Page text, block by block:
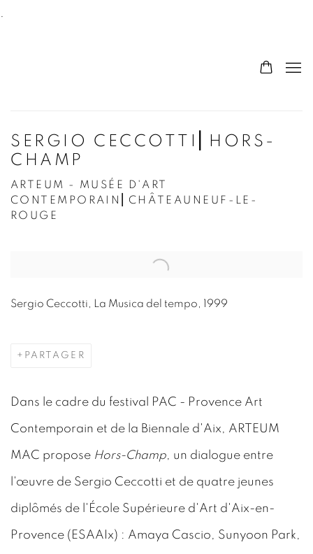
.
SERGIO CECCOTTI⎜HORS-
CHAMP
ARTEUM - MUSÉE D'ART
CONTEMPORAIN⎜CHÂTEAUNEUF-LE-
ROUGE
Open a larger version of the following image in a
Sergio Ceccotti, La Musica del tempo, 1999
PARTAGER
Dans le cadre du festival PAC - Provence Art
Contemporain et de la Biennale d'Aix, ARTEUM
MAC propose Hors-Champ, un dialogue entre
l'œuvre de Sergio Ceccotti et de quatre jeunes
diplômés de l'École Supérieure d'Art d'Aix-en-
Provence (ESAAIx) : Amaya Cascio, Sunyoon Park,